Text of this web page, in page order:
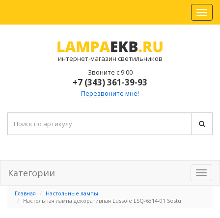
интернет-магазин светильников
Звоните с 9:00
+7 (343) 361-39-93
Перезвоните мне!
Категории
Главная
Настольные лампы
Настольная лампа декоративная Lussole LSQ-6314-01 Sestu